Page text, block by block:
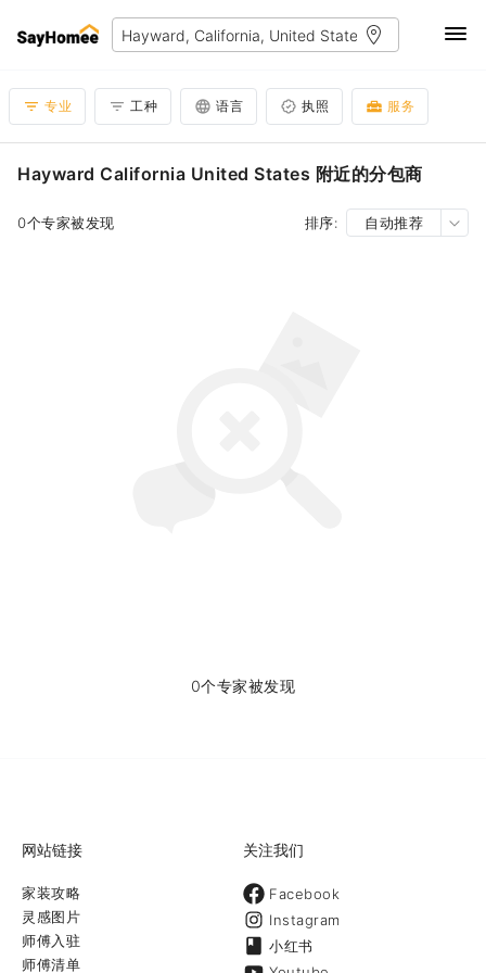
专业 工种 语言 执照 服务
Hayward California United States 附近的分包商
0个专家被发现 排序: 自动推荐
0个专家被发现
网站链接
家装攻略
灵感图片
师傅入驻
师傅清单
关注我们
Facebook
Instagram
小红书